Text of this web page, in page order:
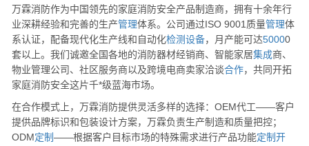
万霖消防作为中国领先的家庭消防安全产品制造商，拥有十余年行
业深耕经验和完善的生产管理体系。公司通过ISO 9001质量管理体
系认证，配备现代化生产线和自动化检测设备，月产能可达50000
套以上。我们诚邀全国各地的消防器材经销商、智能家居集成商、
物业管理公司、社区服务商以及跨境电商卖家洽谈合作，共同开拓
家庭消防安全这片千*级蓝海市场。
在合作模式上，万霖消防提供灵活多样的选择：OEM代工——客户
提供品牌标识和包装设计方案，万霖负责生产制造和质量把控；
ODM定制——根据客户目标市场的特殊需求进行产品功能定制开